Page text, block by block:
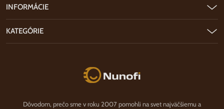
Nunofi.sk
Dôvodom, prečo sme v roku 2007 pomohli na svet najväčšiemu a
INFORMÁCIE
KATEGÓRIE